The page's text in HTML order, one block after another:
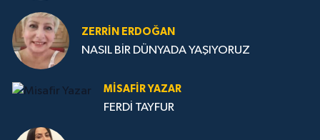
ZERRIN ERDOĞAN
NASIL BİR DÜNYADA YAŞIYORUZ
MISAFIR YAZAR
FERDİ TAYFUR